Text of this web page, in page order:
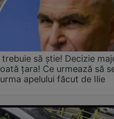
să știe! Decizie
țara! Ce urmează să
apelului făcut de Ilie